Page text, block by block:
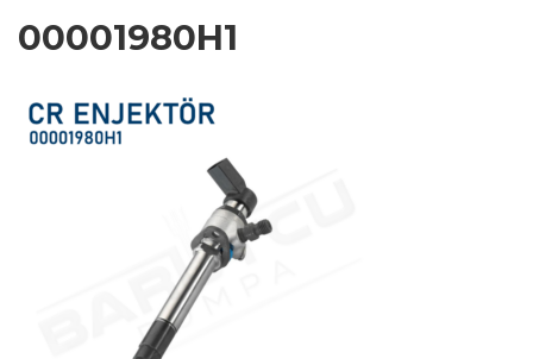
00001980H1